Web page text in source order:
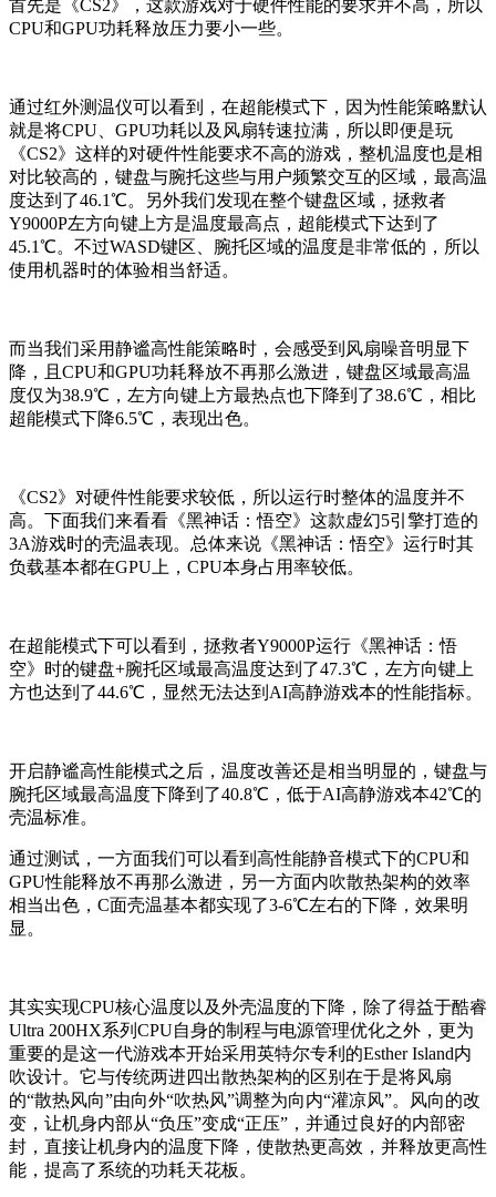
首先是《CS2》，这款游戏对于硬件性能的要求并不高，所以
CPU和GPU功耗释放压力要小一些。
通过红外测温仪可以看到，在超能模式下，因为性能策略默认
就是将CPU、GPU功耗以及风扇转速拉满，所以即便是玩
《CS2》这样的对硬件性能要求不高的游戏，整机温度也是相
对比较高的，键盘与腕托这些与用户频繁交互的区域，最高温
度达到了46.1℃。另外我们发现在整个键盘区域，拯救者
Y9000P左方向键上方是温度最高点，超能模式下达到了
45.1℃。不过WASD键区、腕托区域的温度是非常低的，所以
使用机器时的体验相当舒适。
而当我们采用静谧高性能策略时，会感受到风扇噪音明显下
降，且CPU和GPU功耗释放不再那么激进，键盘区域最高温
度仅为38.9℃，左方向键上方最热点也下降到了38.6℃，相比
超能模式下降6.5℃，表现出色。
《CS2》对硬件性能要求较低，所以运行时整体的温度并不
高。下面我们来看看《黑神话：悟空》这款虚幻5引擎打造的
3A游戏时的壳温表现。总体来说《黑神话：悟空》运行时其
负载基本都在GPU上，CPU本身占用率较低。
在超能模式下可以看到，拯救者Y9000P运行《黑神话：悟
空》时的键盘+腕托区域最高温度达到了47.3℃，左方向键上
方也达到了44.6℃，显然无法达到AI高静游戏本的性能指标。
开启静谧高性能模式之后，温度改善还是相当明显的，键盘与
腕托区域最高温度下降到了40.8℃，低于AI高静游戏本42℃的
壳温标准。
通过测试，一方面我们可以看到高性能静音模式下的CPU和
GPU性能释放不再那么激进，另一方面内吹散热架构的效率
相当出色，C面壳温基本都实现了3-6℃左右的下降，效果明
显。
其实实现CPU核心温度以及外壳温度的下降，除了得益于酷睿
Ultra 200HX系列CPU自身的制程与电源管理优化之外，更为
重要的是这一代游戏本开始采用英特尔专利的Esther Island内
吹设计。它与传统两进四出散热架构的区别在于是将风扇
的“散热风向”由向外“吹热风”调整为向内“灌凉风”。风向的改
变，让机身内部从“负压”变成“正压”，并通过良好的内部密
封，直接让机身内的温度下降，使散热更高效，并释放更高性
能，提高了系统的功耗天花板。